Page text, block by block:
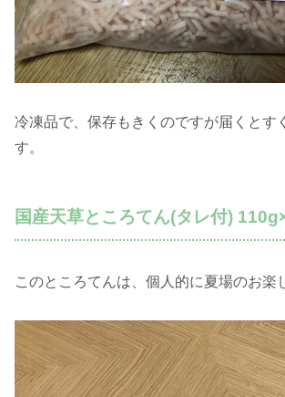
冷凍品で、保存もきくのですが届くとす
す。
国産天草ところてん(タレ付)
このところてんは、個人的に夏場のお楽